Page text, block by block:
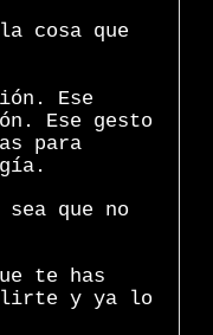
cosa que
Ese
Ese gesto
para
que no
te has
y ya lo